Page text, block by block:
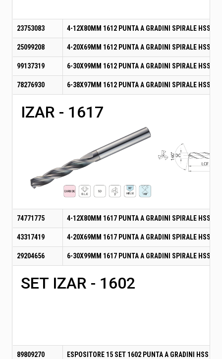
23753083 4-12X80MM 1612 PUNTA A GRADINI SPIRALE HSS
25099208 4-20X69MM 1612 PUNTA A GRADINI SPIRALE HSS
99137319 6-30X99MM 1612 PUNTA A GRADINI SPIRALE HSS
78276930 6-38X97MM 1612 PUNTA A GRADINI SPIRALE HSS
IZAR - 1617
74771775 4-12X80MM 1617 PUNTA A GRADINI SPIRALE HSSCO
43317419 4-20X69MM 1617 PUNTA A GRADINI SPIRALE HSSCO
29204656 6-30X99MM 1617 PUNTA A GRADINI SPIRALE HSSCO
SET IZAR - 1602
89809270 ESPOSITORE 15 SET 1602 PUNTA A GRADINI HSS